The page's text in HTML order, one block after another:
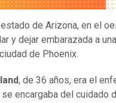
de Arizona, en el
y dejar embarazada a
de Phoenix.
, de 36 años, era el
se encargaba del cuidado